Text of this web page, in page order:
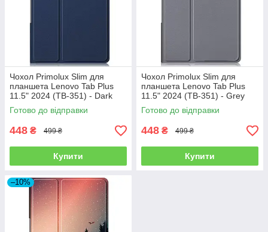
Чохол Primolux Slim для
планшета Lenovo Tab Plus
11.5" 2024 (TB-351) - Dark
Blue
Готово до відправки
448 ₴ 499 ₴
Купити
Чохол Primolux Slim для
планшета Lenovo Tab Plus
11.5" 2024 (TB-351) - Grey
Готово до відправки
448 ₴ 499 ₴
Купити
–10%